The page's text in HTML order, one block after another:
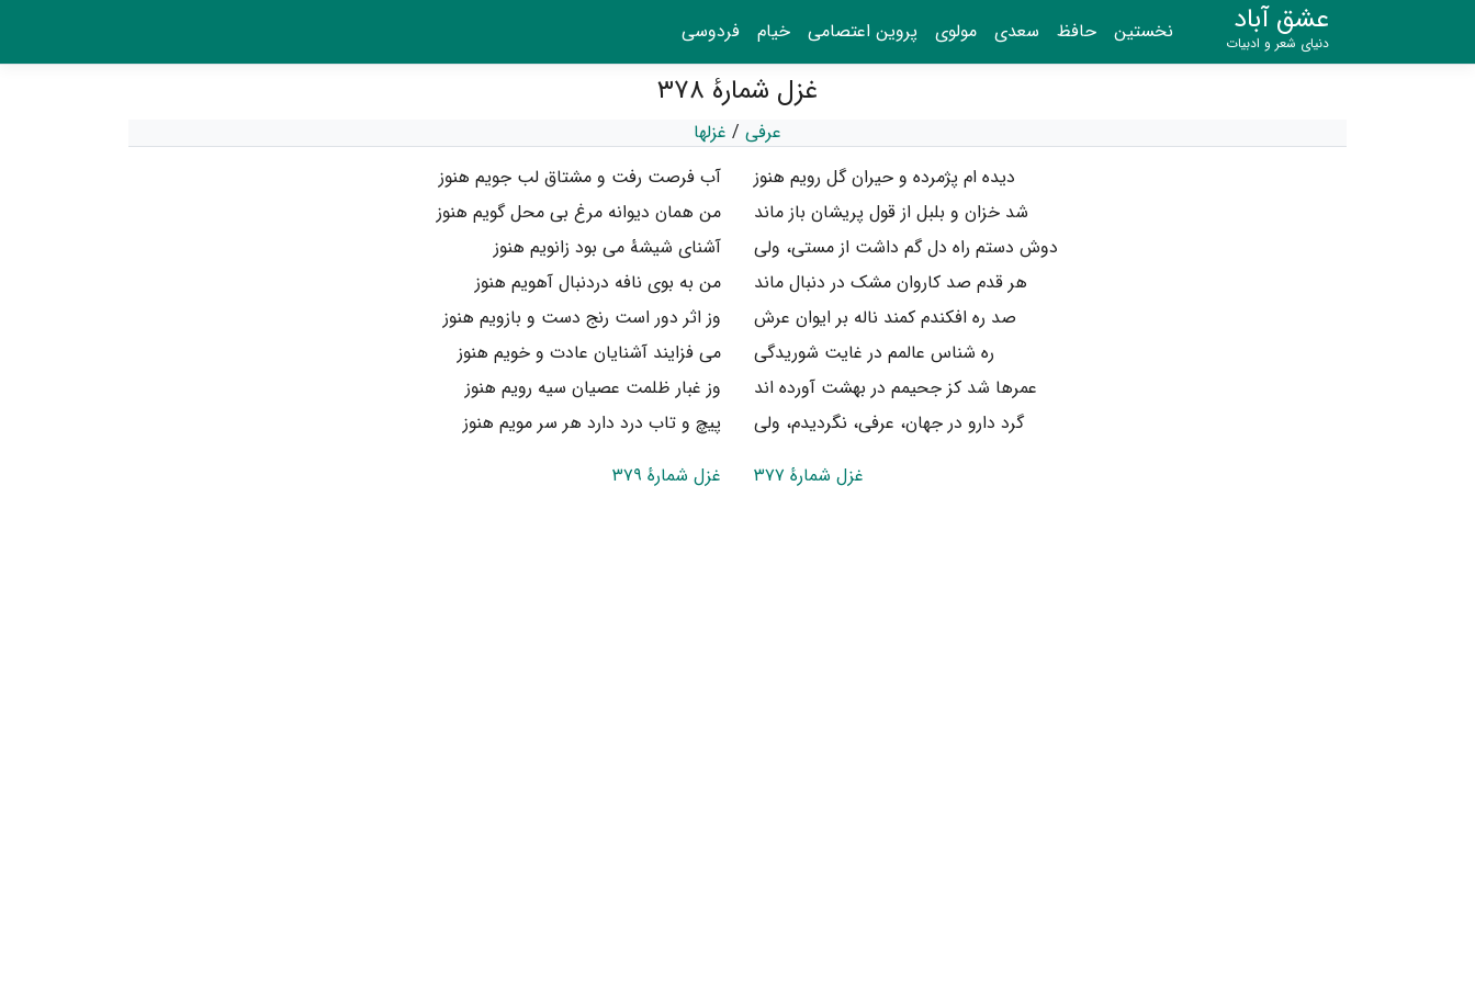
عشق آباد
دنیای شعر و ادبیات نخستین حافظ سعدی مولوی پروین اعتصامی خیام فردوسی
غزل شمارهٔ ۳۷۸
عرفی / غزلها
دیده ام پژمرده و حیران گل رویم هنوز
آب فرصت رفت و مشتاق لب جویم هنوز
شد خزان و بلبل از قول پریشان باز ماند
من همان دیوانه مرغ بی محل گویم هنوز
دوش دستم راه دل گم داشت از مستی، ولی
آشنای شیشهٔ می بود زانویم هنوز
هر قدم صد کاروان مشک در دنبال ماند
من به بوی نافه دردنبال آهویم هنوز
صد ره افکندم کمند ناله بر ایوان عرش
وز اثر دور است رنج دست و بازویم هنوز
ره شناس عالمم در غایت شوریدگی
می فزایند آشنایان عادت و خویم هنوز
عمرها شد کز جحیمم در بهشت آورده اند
وز غبار ظلمت عصیان سیه رویم هنوز
گرد دارو در جهان، عرفی، نگردیدم، ولی
پیچ و تاب درد دارد هر سر مویم هنوز
غزل شمارهٔ ۳۷۷
غزل شمارهٔ ۳۷۹